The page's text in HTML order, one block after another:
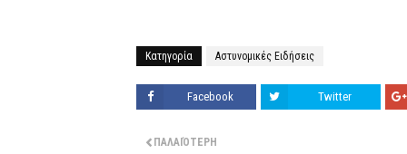
Κατηγορία Αστυνομικές Ειδήσεις
Facebook Twitter
ΠΑΛΑΙΌΤΕΡΗ